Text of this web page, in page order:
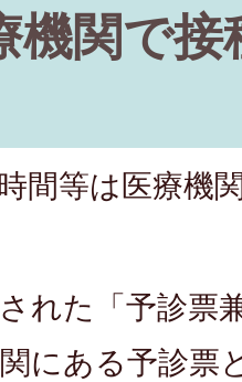
機関で
間等は医療機
れた「予診票
にある予診票